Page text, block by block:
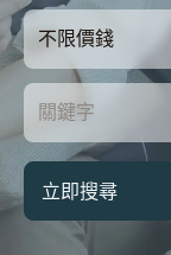
不限價錢
立即搜尋